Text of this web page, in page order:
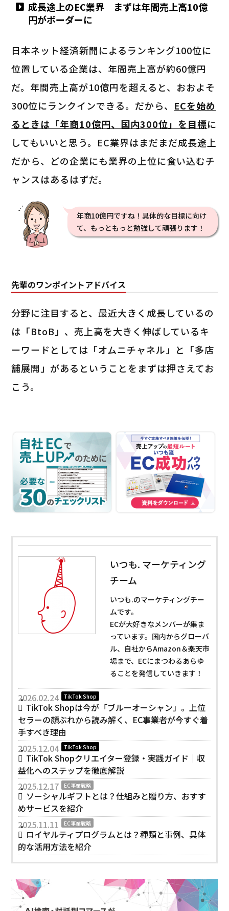
成長途上のEC業界 まずは年間売上高10億
円がボーダーに
日本ネット経済新聞によるランキング100位に
位置している企業は、年間売上高が約60億円
だ。年間売上高が10億円を超えると、おおよそ
300位にランクインできる。だから、 ECを始め
るときは「年商10億円、国内300位」を目標に
してもいいと思う。EC業界はまだまだ成長途上
だから、どの企業にも業界の上位に食い込むチ
ャンスはあるはずだ。
年商10億円ですね！具体的な目標に向け
て、もっともっと勉強して頑張ります！
先輩のワンポイントアドバイス
分野に注目すると、最近大きく成長しているの
は「BtoB」、売上高を大きく伸ばしているキ
ーワードとしては「オムニチャネル」と「多店
舗展開」があるということをまずは押さえてお
こう。
いつも. マーケティング
チーム
いつも.のマーケティングチー
ムです。
ECが大好きなメンバーが集ま
っています。国内からグローバ
ル、自社からAmazon＆楽天市
場まで、ECにまつわるあらゆ
ることを発信していきます！
2026.02.24 TikTok Shop
TikTok Shopは今が「ブルーオーシャン」。上位
セラーの顔ぶれから読み解く、EC事業者が今すぐ着
手すべき理由
2025.12.04
TikTok Shop
TikTok Shopクリエイター登録・実践ガイド｜収
益化へのステップを徹底解説
2025.12.17
EC事業戦略
ソーシャルギフトとは？仕組みと贈り方、おすす
めサービスを紹介
2025.11.11
EC事業戦略
ロイヤルティプログラムとは？種類と事例、具体
的な活用方法を紹介